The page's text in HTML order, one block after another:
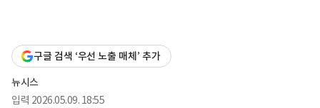
구글 검색 ‘우선 노출 매체’ 추가
뉴시스
입력 2026.05.09. 18:55